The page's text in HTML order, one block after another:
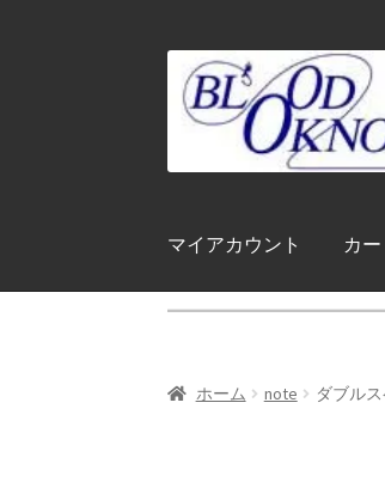
ビ
ン
プ
ン
ス
マイアカウント カー
ホーム note ダブル